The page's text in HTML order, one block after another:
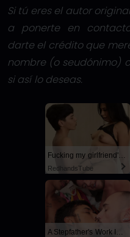
Si tú eres el autor
a ponerte en
darte el crédito que
nombre (o seudónimo)
si así lo deseas.
Fucking my girlfriend's hot mommy by mistake
RedhandsTube
A Stepfather's Work Is Never Done